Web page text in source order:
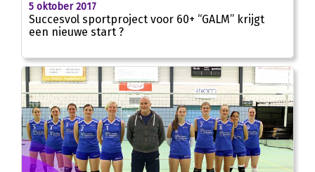
5 oktober 2017
Succesvol sportproject voor 60+ “GALM” krijgt
een nieuwe start ?